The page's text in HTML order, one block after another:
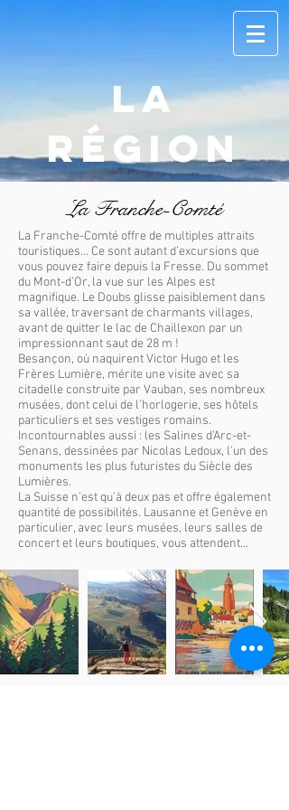
La
région
LaFranche-Comté
La Franche-Comté offre de multiples attraits
touristiques... Ce sont autant d’excursions que
vous pouvez faire depuis la Fresse. Du sommet
du Mont-d’Or, la vue sur les Alpes est
magnifique. Le Doubs glisse paisiblement dans
sa vallée, traversant de charmants villages,
avant de quitter le lac de Chaillexon par un
impressionnant saut de 28 m !
Besançon, où naquirent Victor Hugo et les
Frères Lumière, mérite une visite avec sa
citadelle construite par Vauban, ses nombreux
musées, dont celui de l’horlogerie, ses hôtels
particuliers et ses vestiges romains.
Incontournables aussi : les Salines d’Arc-et-
Senans, dessinées par Nicolas Ledoux, l’un des
monuments les plus futuristes du Siècle des
Lumières.
La Suisse n’est qu’à deux pas et offre également
quantité de possibilités. Lausanne et Genève en
particulier, avec leurs musées, leurs salles de
concert et leurs boutiques, vous attendent...